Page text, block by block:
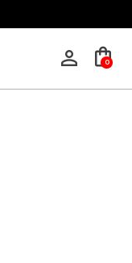
person_outline shopping_bag
0